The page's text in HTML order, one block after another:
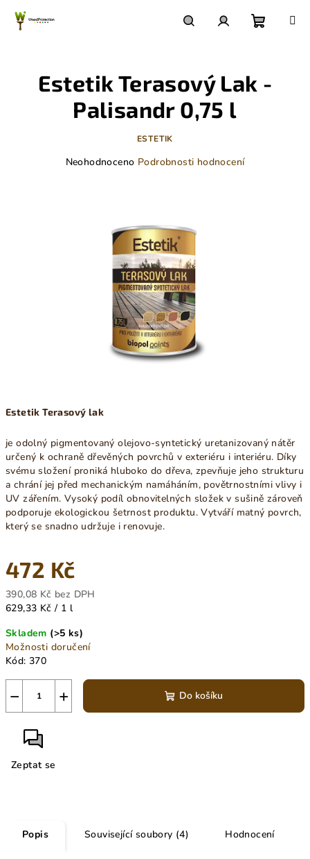
obsah
košík
Estetik Terasový lak
je odolný pigmentovaný olejovo-syntetický uretanizovaný nátěr
určený k ochraně dřevěných povrchů v exteriéru i interiéru. Díky
svému složení proniká hluboko do dřeva, zpevňuje jeho strukturu
a chrání jej před mechanickým namáháním, povětrnostními vlivy i
UV zářením. Vysoký podíl obnovitelných složek v sušině zároveň
podporuje ekologickou šetrnost produktu. Vytváří matný povrch,
který se snadno udržuje i renovuje.
472 Kč
390,08 Kč bez DPH
Měrná
629,33 Kč / 1 l
Skladem (>5 ks)
Možnosti doručení
Kód: 370
+
− Do košíku
Zeptat se
Estetik Terasový Lak -
Palisandr 0,75 l
ESTETIK
Průměrné
Neohodnoceno Podrobnosti hodnocení
Popis Související soubory (4) Hodnocení